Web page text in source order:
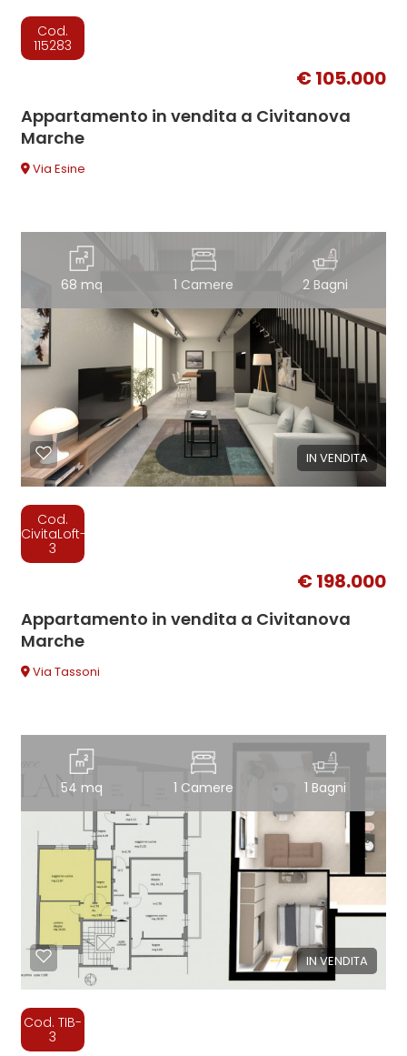
Cod.
115283
€ 105.000
Appartamento in vendita a Civitanova
Marche
Via Esine
68 mq 1 Camere 2 Bagni
IN VENDITA
Cod.
CivitaLoft-
3
€ 198.000
Appartamento in vendita a Civitanova
Marche
Via Tassoni
54 mq 1 Camere 1 Bagni
IN VENDITA
Cod. TIB-
3